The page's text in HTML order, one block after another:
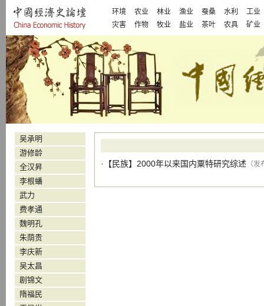
环境 农业 林业 渔业 蚕桑 水利
工业
灾害
作物 牧业 盐业 茶叶 农具 矿业
·【民族】 2000年以来国内粟特研究综述 （
吴承明
游修龄
全汉昇
李根蟠
武力
费孝通
魏明孔
朱荫贵
李庆新
吴太昌
剧锦文
隋福民